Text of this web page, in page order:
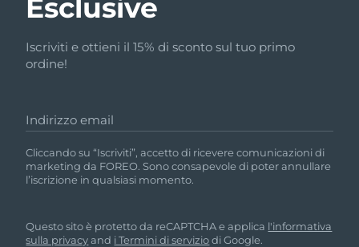
Esclusive
Iscriviti e ottieni il 15% di sconto sul tuo primo
ordine!
Indirizzo email
Cliccando su “Iscriviti”, accetto di ricevere comunicazioni di
marketing da FOREO. Sono consapevole di poter annullare
l’iscrizione in qualsiasi momento.
Questo sito è protetto da reCAPTCHA e applica l'informativa
sulla privacyand i Termini di serviziodi Google.